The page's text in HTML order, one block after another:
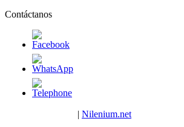
Contáctanos
| Nilenium.net